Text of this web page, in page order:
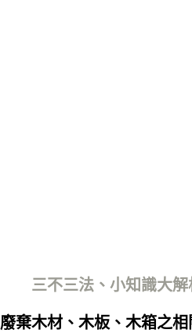
三不三法、小知識大解
廢棄木材、木板、木箱之